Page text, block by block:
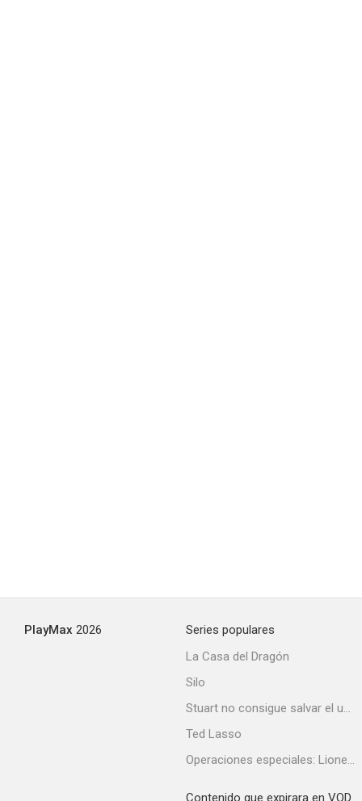
PlayMax 2026
Series populares
La Casa del Dragón
Silo
Stuart no consigue salvar el universo
Ted Lasso
Operaciones especiales: Lioness
Contenido que expirara en VOD